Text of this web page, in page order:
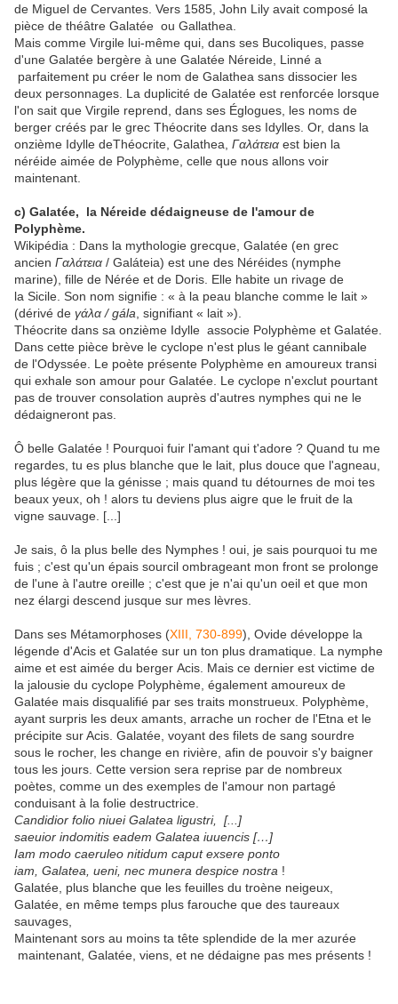
de Miguel de Cervantes. Vers 1585, John Lily avait composé la
pièce de théâtre Galatée ou Gallathea.
Mais comme Virgile lui-même qui, dans ses Bucoliques, passe
d'une Galatée bergère à une Galatée Néreide, Linné a
parfaitement pu créer le nom de Galathea sans dissocier les
deux personnages. La duplicité de Galatée est renforcée lorsque
l'on sait que Virgile reprend, dans ses Églogues, les noms de
berger créés par le grec Théocrite dans ses Idylles. Or, dans la
onzième Idylle deThéocrite, Galathea, Γαλάτεια est bien la
néréide aimée de Polyphème, celle que nous allons voir
maintenant.
c) Galatée, la Néreide dédaigneuse de l'amour de
Polyphème.
Wikipédia : Dans la mythologie grecque, Galatée (en grec
ancien Γαλάτεια / Galáteia) est une des Néréides (nymphe
marine), fille de Nérée et de Doris. Elle habite un rivage de
la Sicile. Son nom signifie : « à la peau blanche comme le lait »
(dérivé de γάλα /gála , signifiant « lait »).
Théocrite dans sa onzième Idylle associe Polyphème et Galatée.
Dans cette pièce brève le cyclope n'est plus le géant cannibale
de l'Odyssée. Le poète présente Polyphème en amoureux transi
qui exhale son amour pour Galatée. Le cyclope n'exclut pourtant
pas de trouver consolation auprès d'autres nymphes qui ne le
dédaigneront pas.
Ô belle Galatée ! Pourquoi fuir l'amant qui t'adore ? Quand tu me
regardes, tu es plus blanche que le lait, plus douce que l'agneau,
plus légère que la génisse ; mais quand tu détournes de moi tes
beaux yeux, oh ! alors tu deviens plus aigre que le fruit de la
vigne sauvage. [...]
Je sais, ô la plus belle des Nymphes ! oui, je sais pourquoi tu me
fuis ; c'est qu'un épais sourcil ombrageant mon front se prolonge
de l'une à l'autre oreille ; c'est que je n'ai qu'un oeil et que mon
nez élargi descend jusque sur mes lèvres.
Dans ses Métamorphoses (XIII, 730-899), Ovide développe la
légende d'Acis et Galatée sur un ton plus dramatique. La nymphe
aime et est aimée du berger Acis. Mais ce dernier est victime de
la jalousie du cyclope Polyphème, également amoureux de
Galatée mais disqualifié par ses traits monstrueux. Polyphème,
ayant surpris les deux amants, arrache un rocher de l'Etna et le
précipite sur Acis. Galatée, voyant des filets de sang sourdre
sous le rocher, les change en rivière, afin de pouvoir s'y baigner
tous les jours. Cette version sera reprise par de nombreux
poètes, comme un des exemples de l'amour non partagé
conduisant à la folie destructrice.
Candidior folio niuei Galatea ligustri, [...]
saeuior indomitis eadem Galatea iuuencis […]
Iam modo caeruleo nitidum caput exsere ponto
iam, Galatea, ueni, nec munera despice nostra !
Galatée, plus blanche que les feuilles du troène neigeux,
Galatée, en même temps plus farouche que des taureaux
sauvages,
Maintenant sors au moins ta tête splendide de la mer azurée
maintenant, Galatée, viens, et ne dédaigne pas mes présents !